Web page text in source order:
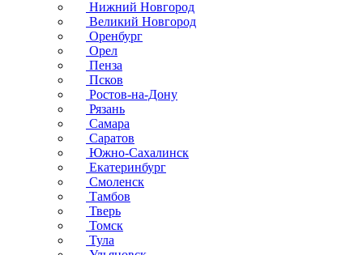
Нижний Новгород
Великий Новгород
Оренбург
Орел
Пенза
Псков
Ростов-на-Дону
Рязань
Самара
Саратов
Южно-Сахалинск
Екатеринбург
Смоленск
Тамбов
Тверь
Томск
Тула